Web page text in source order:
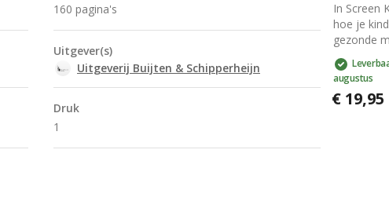
160 pagina's
Uitgever(s)
Uitgeverij Buijten & Schipperheijn
Druk
1
In Screen
hoe je
gezonde
biedt
verhalen om
augustus
€ 19,95